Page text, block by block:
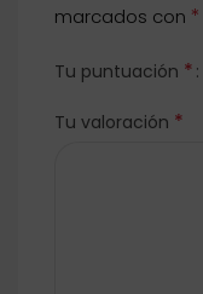
marcados con *
Tu puntuación *
Tu valoración *